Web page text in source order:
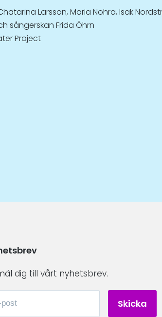
Larsson, Maria Nohra, Isak
sångerskan Frida Öhrn
Project
dig till vårt nyhetsbrev.